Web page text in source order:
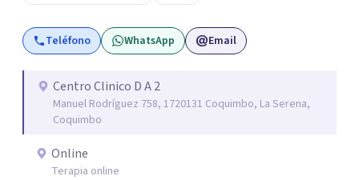
la Universidad de Aconcagua impartiendo cátedras de
Psicología Social y Teoría de Sistemas Psicológicos y
Teléfono WhatsApp Email
Centro Clinico D A 2
Manuel Rodríguez 758, 1720131 Coquimbo, La Serena,
Coquimbo
Online
Terapia online